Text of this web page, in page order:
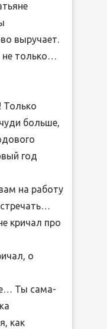
выручает.
не только…
Только
больше,
год
на работу
кричал про
о
Ты сама-
как